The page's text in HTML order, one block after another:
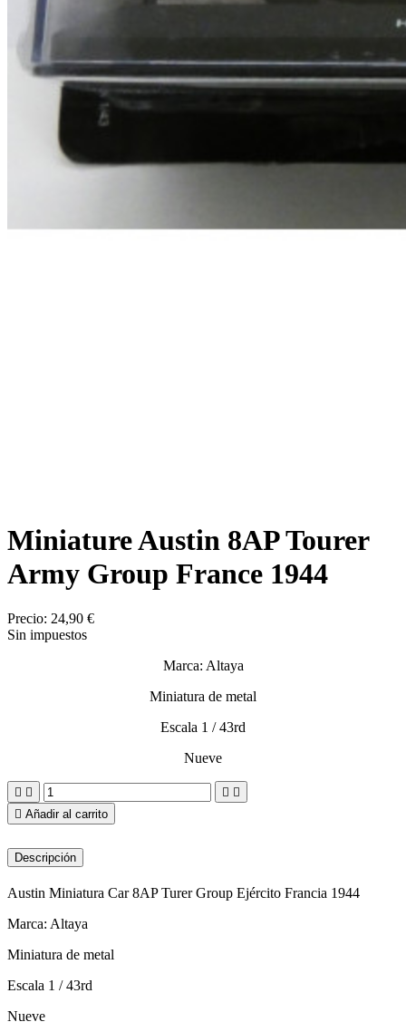
Miniature Austin 8AP Tourer
Army Group France 1944
Precio: 24,90 €
Sin impuestos
Marca: Altaya
Miniatura de metal
Escala 1 / 43rd
Nueve
   
 Añadir al carrito
Descripción
Austin Miniatura Car 8AP Turer Group Ejército Francia 1944
Marca: Altaya
Miniatura de metal
Escala 1 / 43rd
Nueve